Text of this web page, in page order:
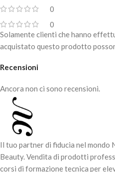
0
0
Recensioni
Ancora non ci sono recensioni.
Solamente clienti che hanno
acquistato questo prodotto
Il tuo partner di fiducia nel mondo
Beauty. Vendita di prodotti
corsi di formazione tecnica per